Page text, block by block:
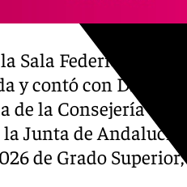
Sala Federico
y contó con D.
de la Consejería
la Junta de
de Grado